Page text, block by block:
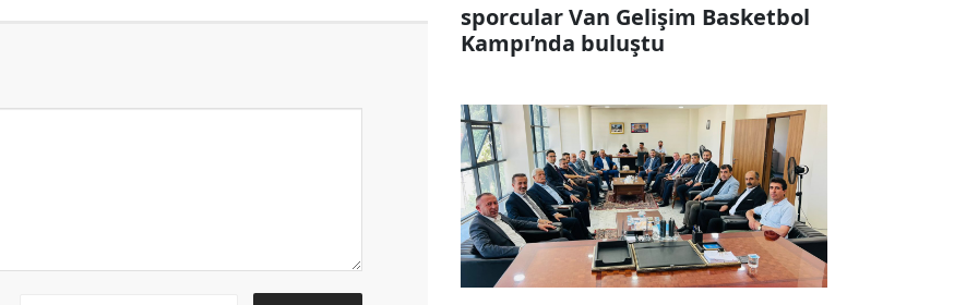
sporcular Van Gelişim Basketbol
Kampı’nda buluştu